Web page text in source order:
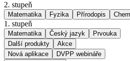
2. stupeň
Matematika Fyzika Přírodopis
1. stupeň
Matematika Český jazyk
Prvouka
Další produkty
Akce
Nová aplikace
DVPP webináře